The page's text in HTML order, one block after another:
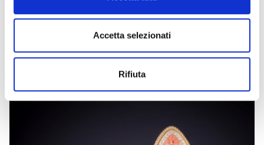
Accetta selezionati
Rifiuta
LUCILLA
Collana in oro e diamanti